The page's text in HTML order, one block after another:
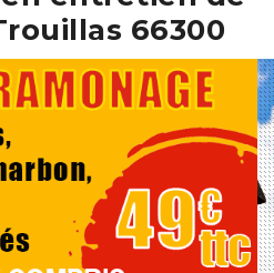
66300